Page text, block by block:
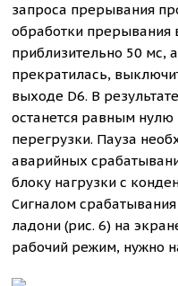
запроса прерывания
обработки прерывания
приблизительно 50 мс,
прекратилась,
выходе D6. В
останется равным
перегрузки. Пауза
аварийных
блоку нагрузки с
Сигналом
ладони (рис. 6) на
рабочий режим, нужно